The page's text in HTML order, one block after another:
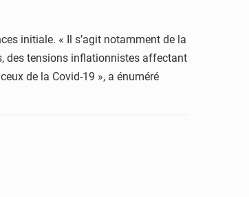
initiale. « Il s’agit notamment de la
des tensions inflationnistes affectant
de la Covid-19 », a énuméré